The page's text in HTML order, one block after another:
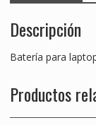
Descripción
Batería para
Productos